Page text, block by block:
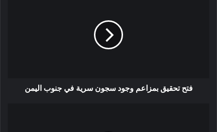
فتح تحقيق بمزاعم وجود سجون سرية في جنوب اليمن